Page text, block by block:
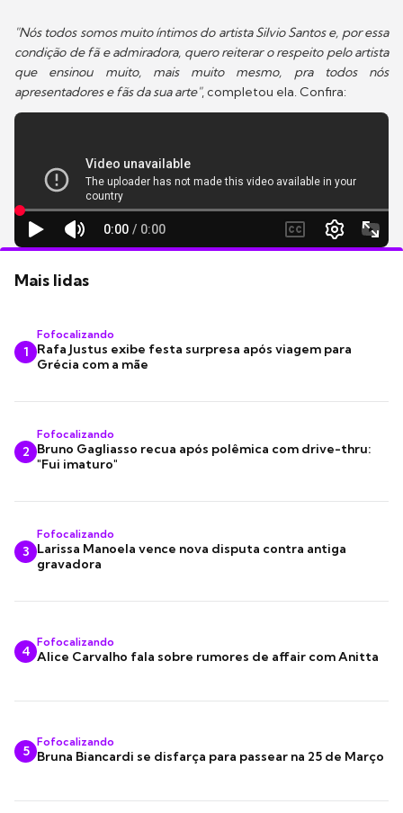
"Nós todos somos muito íntimos do artista Silvio Santos e, por essa
condição de fã e admiradora, quero reiterar o respeito pelo artista
que ensinou muito, mais muito mesmo, pra todos nós
apresentadores e fãs da sua arte", completou ela. Confira:
Mais lidas
1
Fofocalizando
Rafa Justus exibe festa surpresa após viagem para
Grécia com a mãe
2
Fofocalizando
Bruno Gagliasso recua após polêmica com drive-thru:
"Fui imaturo"
3
Fofocalizando
Larissa Manoela vence nova disputa contra antiga
gravadora
4
Fofocalizando
Alice Carvalho fala sobre rumores de affair com Anitta
5
Fofocalizando
Bruna Biancardi se disfarça para passear na 25 de Março